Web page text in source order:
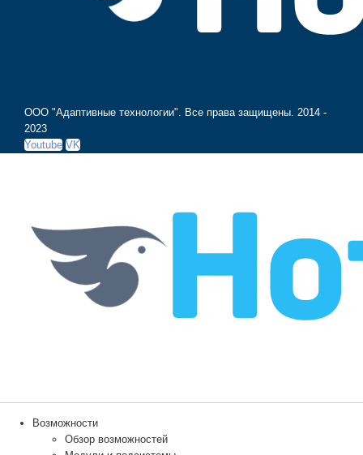
ООО "Адаптивные технологии". Все права защищены. 2014 -
2023
Youtube VK
Возможности
Обзор возможностей